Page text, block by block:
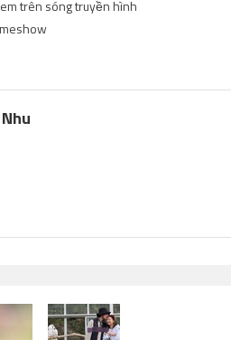
em trên sóng truyền hình